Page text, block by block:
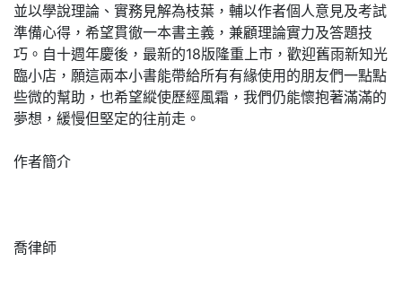
並以學說理論、實務見解為枝葉，輔以作者個人意見及考試
準備心得，希望貫徹一本書主義，兼顧理論實力及答題技
巧。自十週年慶後，最新的18版隆重上市，歡迎舊雨新知光
臨小店，願這兩本小書能帶給所有有緣使用的朋友們一點點
些微的幫助，也希望縱使歷經風霜，我們仍能懷抱著滿滿的
夢想，緩慢但堅定的往前走。
作者簡介
喬律師